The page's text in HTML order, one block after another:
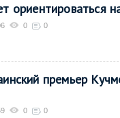
ориентироваться
0 0
премьер
0 0